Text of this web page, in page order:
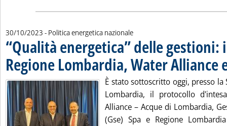
30/10/2023 - Politica energetica nazionale
“Qualità energetica” delle gestioni:
Regione Lombardia, Water Alliance
È stato sottoscritto oggi, presso la
Lombardia, il protocollo
Alliance – Acque di Lombardia,
(Gse) Spa e Regione